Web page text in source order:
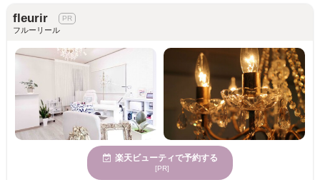
fleurir
フルーリール
楽天ビューティで予約する
[PR]